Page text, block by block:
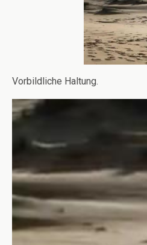
Vorbildliche Haltung.
Video-
Player